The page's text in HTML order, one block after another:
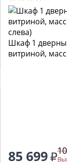
Шкаф 1
витриной,
85 699